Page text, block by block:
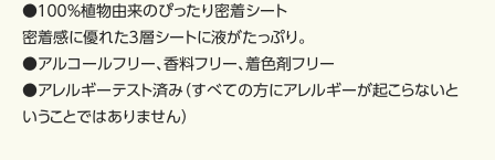
●１００％植物由来のぴったり密着シート
密着感に優れた３層シートに液がたっぷり。
●アルコールフリー、香料フリー、着色剤フリー
●アレルギーテスト済み（すべての方にアレルギーが起こらないと
いうことではありません）